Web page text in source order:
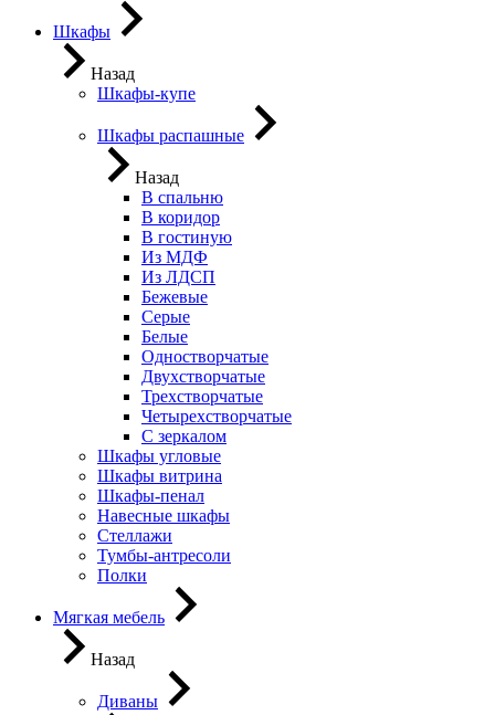
Шкафы
Назад
Шкафы-купе
Шкафы распашные
Назад
В спальню
В коридор
В гостиную
Из МДФ
Из ЛДСП
Бежевые
Серые
Белые
Одностворчатые
Двухстворчатые
Трехстворчатые
Четырехстворчатые
С зеркалом
Шкафы угловые
Шкафы витрина
Шкафы-пенал
Навесные шкафы
Стеллажи
Тумбы-антресоли
Полки
Мягкая мебель
Назад
Диваны